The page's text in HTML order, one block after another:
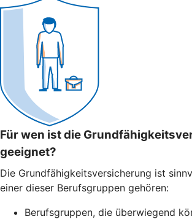
Für wen ist die
geeignet?
Die Grundfähigkeitsversicherung ist
einer dieser Berufsgruppen gehören:
Berufsgruppen, die überwiegend